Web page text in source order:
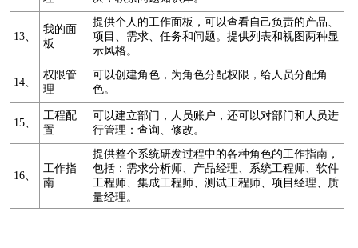
13、
我的面
板
提供个人的工作面板，可以查看自己负责的产品、
项目、需求、任务和问题。提供列表和视图两种显
示风格。
14、
权限管
理
可以创建角色，为角色分配权限，给人员分配角
色。
15、
工程配
置
可以建立部门，人员账户，还可以对部门和人员进
行管理：查询、修改。
16、
工作指
南
提供整个系统研发过程中的各种角色的工作指南，
包括：需求分析师、产品经理、系统工程师、软件
工程师、集成工程师、测试工程师、项目经理、质
量经理。